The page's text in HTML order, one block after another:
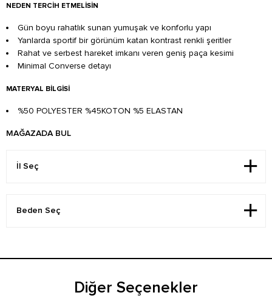
NEDEN TERCIH ETMELISIN
Gün boyu rahatlık sunan yumuşak ve konforlu yapı
Yanlarda sportif bir görünüm katan kontrast renkli şeritler
Rahat ve serbest hareket imkanı veren geniş paça kesimi
Minimal Converse detayı
MATERYAL BILGISI
%50 POLYESTER %45KOTON %5 ELASTAN
MAĞAZADA BUL
Diğer Seçenekler